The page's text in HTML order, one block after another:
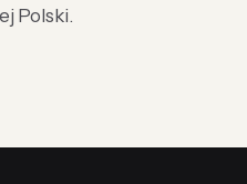
Polski.